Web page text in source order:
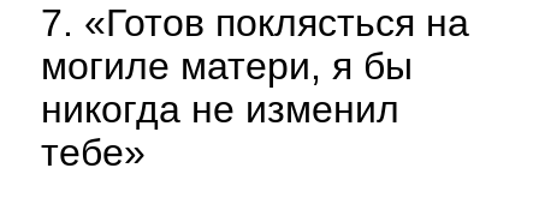
7. «Готов поклясться на
могиле матери, я бы
никогда не изменил
тебе»